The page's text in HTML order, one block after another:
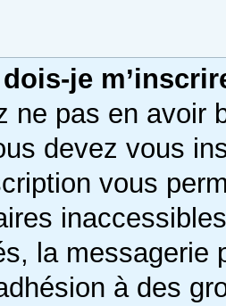
je
ne pas en avoir
devez vous
vous
la messagerie
à des